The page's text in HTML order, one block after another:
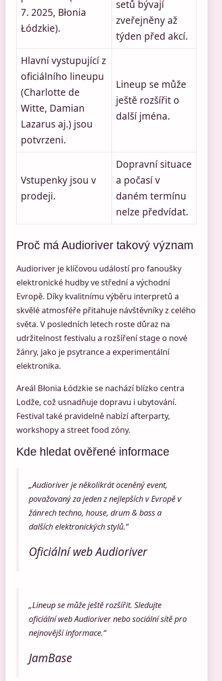
7. 2025, Błonia
Łódzkie).
setů bývají
zveřejněny až
týden před akcí.
Hlavní vystupující z
oficiálního lineupu
(Charlotte de
Witte, Damian
Lazarus aj.) jsou
potvrzeni.
Lineup se může
ještě rozšířit o
další jména.
Vstupenky jsou v
prodeji.
Dopravní situace
a počasí v
daném termínu
nelze předvídat.
Proč má Audioriver takový význam
Audioriver je klíčovou událostí pro fanoušky
elektronické hudby ve střední a východní
Evropě. Díky kvalitnímu výběru interpretů a
skvělé atmosféře přitahuje návštěvníky z celého
světa. V posledních letech roste důraz na
udržitelnost festivalu a rozšíření stage o nové
žánry, jako je psytrance a experimentální
elektronika.
Areál Błonia Łódzkie se nachází blízko centra
Lodže, což usnadňuje dopravu i ubytování.
Festival také pravidelně nabízí afterparty,
workshopy a street food zóny.
Kde hledat ověřené informace
„Audioriver je několikrát oceněný event,
považovaný za jeden z nejlepších v Evropě v
žánrech techno, house, drum & bass a
dalších elektronických stylů.“
Oficiální web Audioriver
„Lineup se může ještě rozšířit. Sledujte
oficiální web Audioriver nebo sociální sítě pro
nejnovější informace.“
JamBase